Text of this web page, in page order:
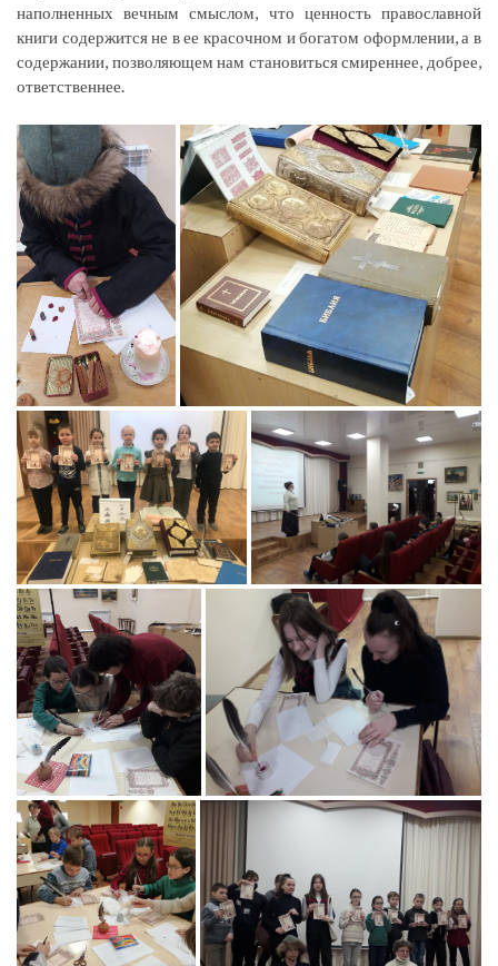
наполненных вечным смыслом, что ценность православной
книги содержится не в ее красочном и богатом оформлении, а в
содержании, позволяющем нам становиться смиреннее, добрее,
ответственнее.